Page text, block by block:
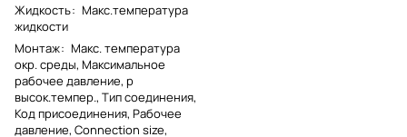
Жидкость: Макс.температура
жидкости
Монтаж: Макс. температура
окр. среды, Максимальное
рабочее давление, p
высок.темпер., Тип соединения,
Код присоединения, Рабочее
давление, Connection size,